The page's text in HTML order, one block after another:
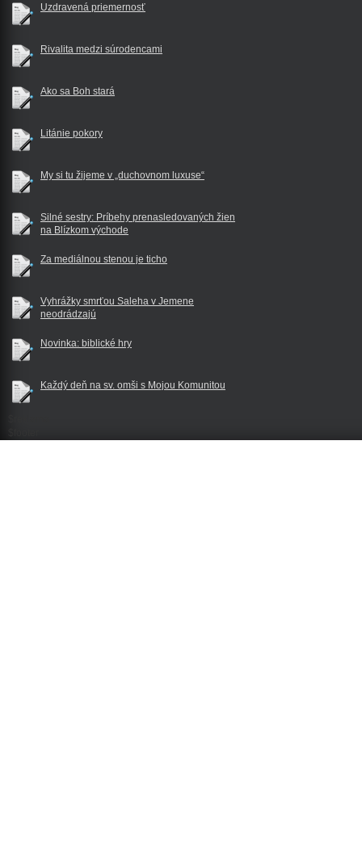
Uzdravená priemernosť
Rivalita medzi súrodencami
Ako sa Boh stará
Litánie pokory
My si tu žijeme v „duchovnom luxuse“
Silné sestry: Príbehy prenasledovaných žien
na Blízkom východe
Za mediálnou stenou je ticho
Vyhrážky smrťou Saleha v Jemene
neodrádzajú
Novinka: biblické hry
Každý deň na sv. omši s Mojou Komunitou